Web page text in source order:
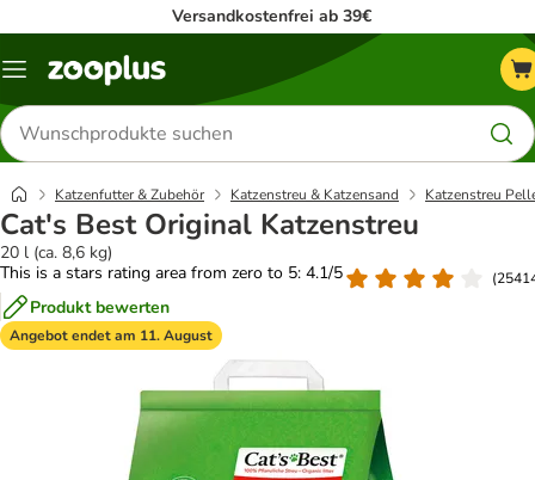
Versandkostenfrei ab 39€
Menü
Produkte
suchen
Katzenfutter & Zubehör Katzenstreu & Katzensand Katzenstreu
Cat's Best Original Katzenstreu
20 l (ca. 8,6 kg)
This is a stars rating area from zero to 5: 4.1/5
(
Produkt bewerten
Angebot endet am 11. August